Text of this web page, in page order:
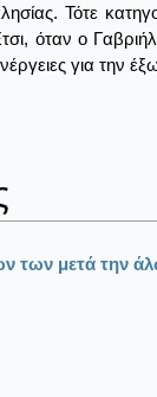
Τότε
όταν ο
για την
των μετά την